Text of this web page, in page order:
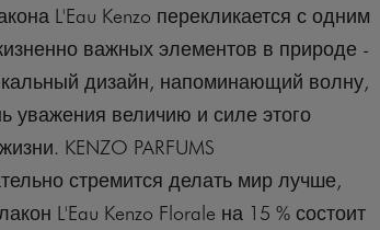
L'Eau Kenzo перекликается с одним
важных элементов в природе -
дизайн, напоминающий волну,
уважения величию и силе этого
KENZO PARFUMS
стремится делать мир лучше,
L'Eau Kenzo Florale на 15 % состоит